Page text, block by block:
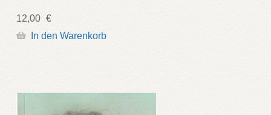
12,00 €
In den Warenkorb